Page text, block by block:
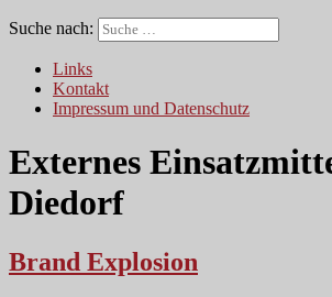
Suche nach:
Links
Kontakt
Impressum und Datenschutz
Externes
Diedorf
Brand Explosion